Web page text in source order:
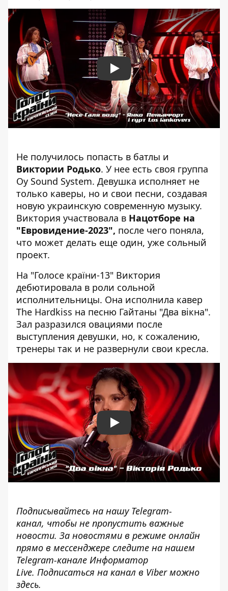
Play
Не получилось попасть в батлы и
Виктории Родько. У нее есть своя группа
Oy Sound System. Девушка исполняет не
только каверы, но и свои песни, создавая
новую украинскую современную музыку.
Виктория участвовала в Нацотборе на
"Евровидение-2023", после чего поняла,
что может делать еще один, уже сольный
проект.
На "Голосе країни-13" Виктория
дебютировала в роли сольной
исполнительницы. Она исполнила кавер
The Hardkiss на песню Гайтаны "Два вікна".
Зал разразился овациями после
выступления девушки, но, к сожалению,
тренеры так и не развернули свои кресла.
Play
Подписывайтесь на нашу Telegram-
канал, чтобы не пропустить важные
новости. За новостями в режиме онлайн
прямо в мессенджере следите на нашем
Telegram-канале Информатор
Live. Подписаться на канал в Viber можно
здесь.